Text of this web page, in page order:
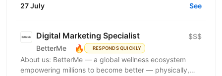
Manager - людину, яка буде драйвити партнерську
27 July See
Digital Marketing Specialist
BetterMe 🔥 RESPONDS QUICKLY
$$$
About us: BetterMe — a global wellness ecosystem
empowering millions to become better — physically,